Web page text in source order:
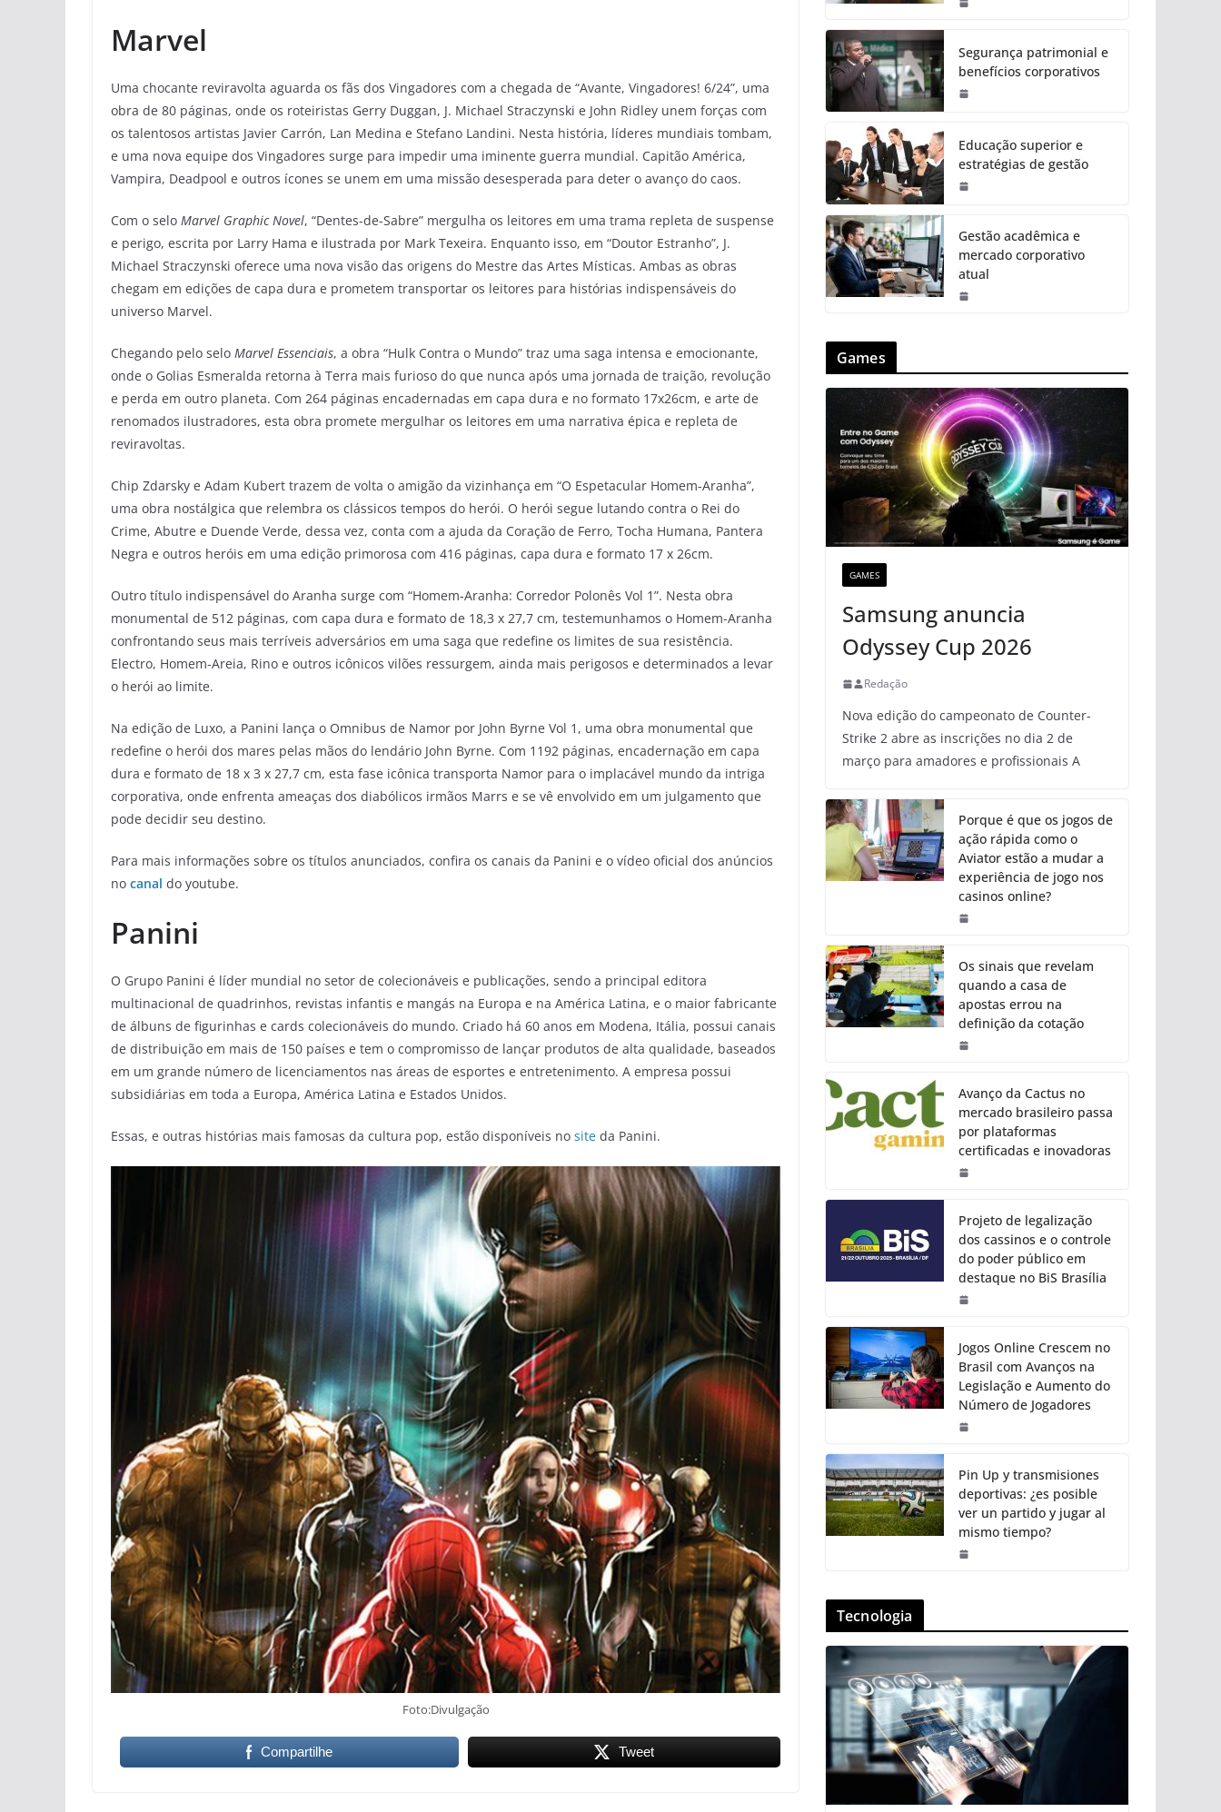
Marvel
Uma chocante reviravolta aguarda os fãs dos Vingadores com a chegada de “Avante, Vingadores! 6/24”, uma
obra de 80 páginas, onde os roteiristas Gerry Duggan, J. Michael Straczynski e John Ridley unem forças com
os talentosos artistas Javier Carrón, Lan Medina e Stefano Landini. Nesta história, líderes mundiais tombam,
e uma nova equipe dos Vingadores surge para impedir uma iminente guerra mundial. Capitão América,
Vampira, Deadpool e outros ícones se unem em uma missão desesperada para deter o avanço do caos.
Com o selo Marvel Graphic Novel, “Dentes-de-Sabre” mergulha os leitores em uma trama repleta de suspense
e perigo, escrita por Larry Hama e ilustrada por Mark Texeira. Enquanto isso, em “Doutor Estranho”, J.
Michael Straczynski oferece uma nova visão das origens do Mestre das Artes Místicas. Ambas as obras
chegam em edições de capa dura e prometem transportar os leitores para histórias indispensáveis do
universo Marvel.
Chegando pelo selo Marvel Essenciais, a obra “Hulk Contra o Mundo” traz uma saga intensa e emocionante,
onde o Golias Esmeralda retorna à Terra mais furioso do que nunca após uma jornada de traição, revolução
e perda em outro planeta. Com 264 páginas encadernadas em capa dura e no formato 17x26cm, e arte de
renomados ilustradores, esta obra promete mergulhar os leitores em uma narrativa épica e repleta de
reviravoltas.
Chip Zdarsky e Adam Kubert trazem de volta o amigão da vizinhança em “O Espetacular Homem-Aranha”,
uma obra nostálgica que relembra os clássicos tempos do herói. O herói segue lutando contra o Rei do
Crime, Abutre e Duende Verde, dessa vez, conta com a ajuda da Coração de Ferro, Tocha Humana, Pantera
Negra e outros heróis em uma edição primorosa com 416 páginas, capa dura e formato 17 x 26cm.
Outro título indispensável do Aranha surge com “Homem-Aranha: Corredor Polonês Vol 1”. Nesta obra
monumental de 512 páginas, com capa dura e formato de 18,3 x 27,7 cm, testemunhamos o Homem-Aranha
confrontando seus mais terríveis adversários em uma saga que redefine os limites de sua resistência.
Electro, Homem-Areia, Rino e outros icônicos vilões ressurgem, ainda mais perigosos e determinados a levar
o herói ao limite.
Na edição de Luxo, a Panini lança o Omnibus de Namor por John Byrne Vol 1, uma obra monumental que
redefine o herói dos mares pelas mãos do lendário John Byrne. Com 1192 páginas, encadernação em capa
dura e formato de 18 x 3 x 27,7 cm, esta fase icônica transporta Namor para o implacável mundo da intriga
corporativa, onde enfrenta ameaças dos diabólicos irmãos Marrs e se vê envolvido em um julgamento que
pode decidir seu destino.
Para mais informações sobre os títulos anunciados, confira os canais da Panini e o vídeo oficial dos anúncios
no canal do youtube.
Panini
O Grupo Panini é líder mundial no setor de colecionáveis ​​e publicações, sendo a principal editora
multinacional de quadrinhos, revistas infantis e mangás na Europa e na América Latina, e o maior fabricante
de álbuns de figurinhas e cards colecionáveis do mundo. Criado há 60 anos em Modena, Itália, possui canais
de distribuição em mais de 150 países e tem o compromisso de lançar produtos de alta qualidade, baseados
em um grande número de licenciamentos nas áreas de esportes e entretenimento. A empresa possui
subsidiárias em toda a Europa, América Latina e Estados Unidos.
Essas, e outras histórias mais famosas da cultura pop, estão disponíveis no site da Panini.
Foto:Divulgação
Compartilhe Tweet
Segurança patrimonial e
benefícios corporativos
Educação superior e
estratégias de gestão
Gestão acadêmica e
mercado corporativo
atual
Games
GAMES
Samsung anuncia
Odyssey Cup 2026
Redação
Nova edição do campeonato de Counter-
Strike 2 abre as inscrições no dia 2 de
março para amadores e profissionais A
Porque é que os jogos de
ação rápida como o
Aviator estão a mudar a
experiência de jogo nos
casinos online?
Os sinais que revelam
quando a casa de
apostas errou na
definição da cotação
Avanço da Cactus no
mercado brasileiro passa
por plataformas
certificadas e inovadoras
Projeto de legalização
dos cassinos e o controle
do poder público em
destaque no BiS Brasília
Jogos Online Crescem no
Brasil com Avanços na
Legislação e Aumento do
Número de Jogadores
Pin Up y transmisiones
deportivas: ¿es posible
ver un partido y jugar al
mismo tiempo?
Tecnologia